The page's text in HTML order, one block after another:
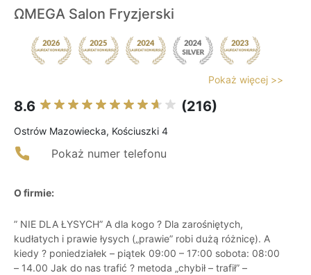
ΩMEGA Salon Fryzjerski
Pokaż więcej >>
8.6 (216)
Ostrów Mazowiecka, Kościuszki 4
Pokaż numer telefonu
O firmie:
” NIE DLA ŁYSYCH” A dla kogo ? Dla zarośniętych,
kudłatych i prawie łysych („prawie” robi dużą różnicę). A
kiedy ? poniedziałek – piątek 09:00 – 17:00 sobota: 08:00
– 14.00 Jak do nas trafić ? metoda „chybił – trafił” –